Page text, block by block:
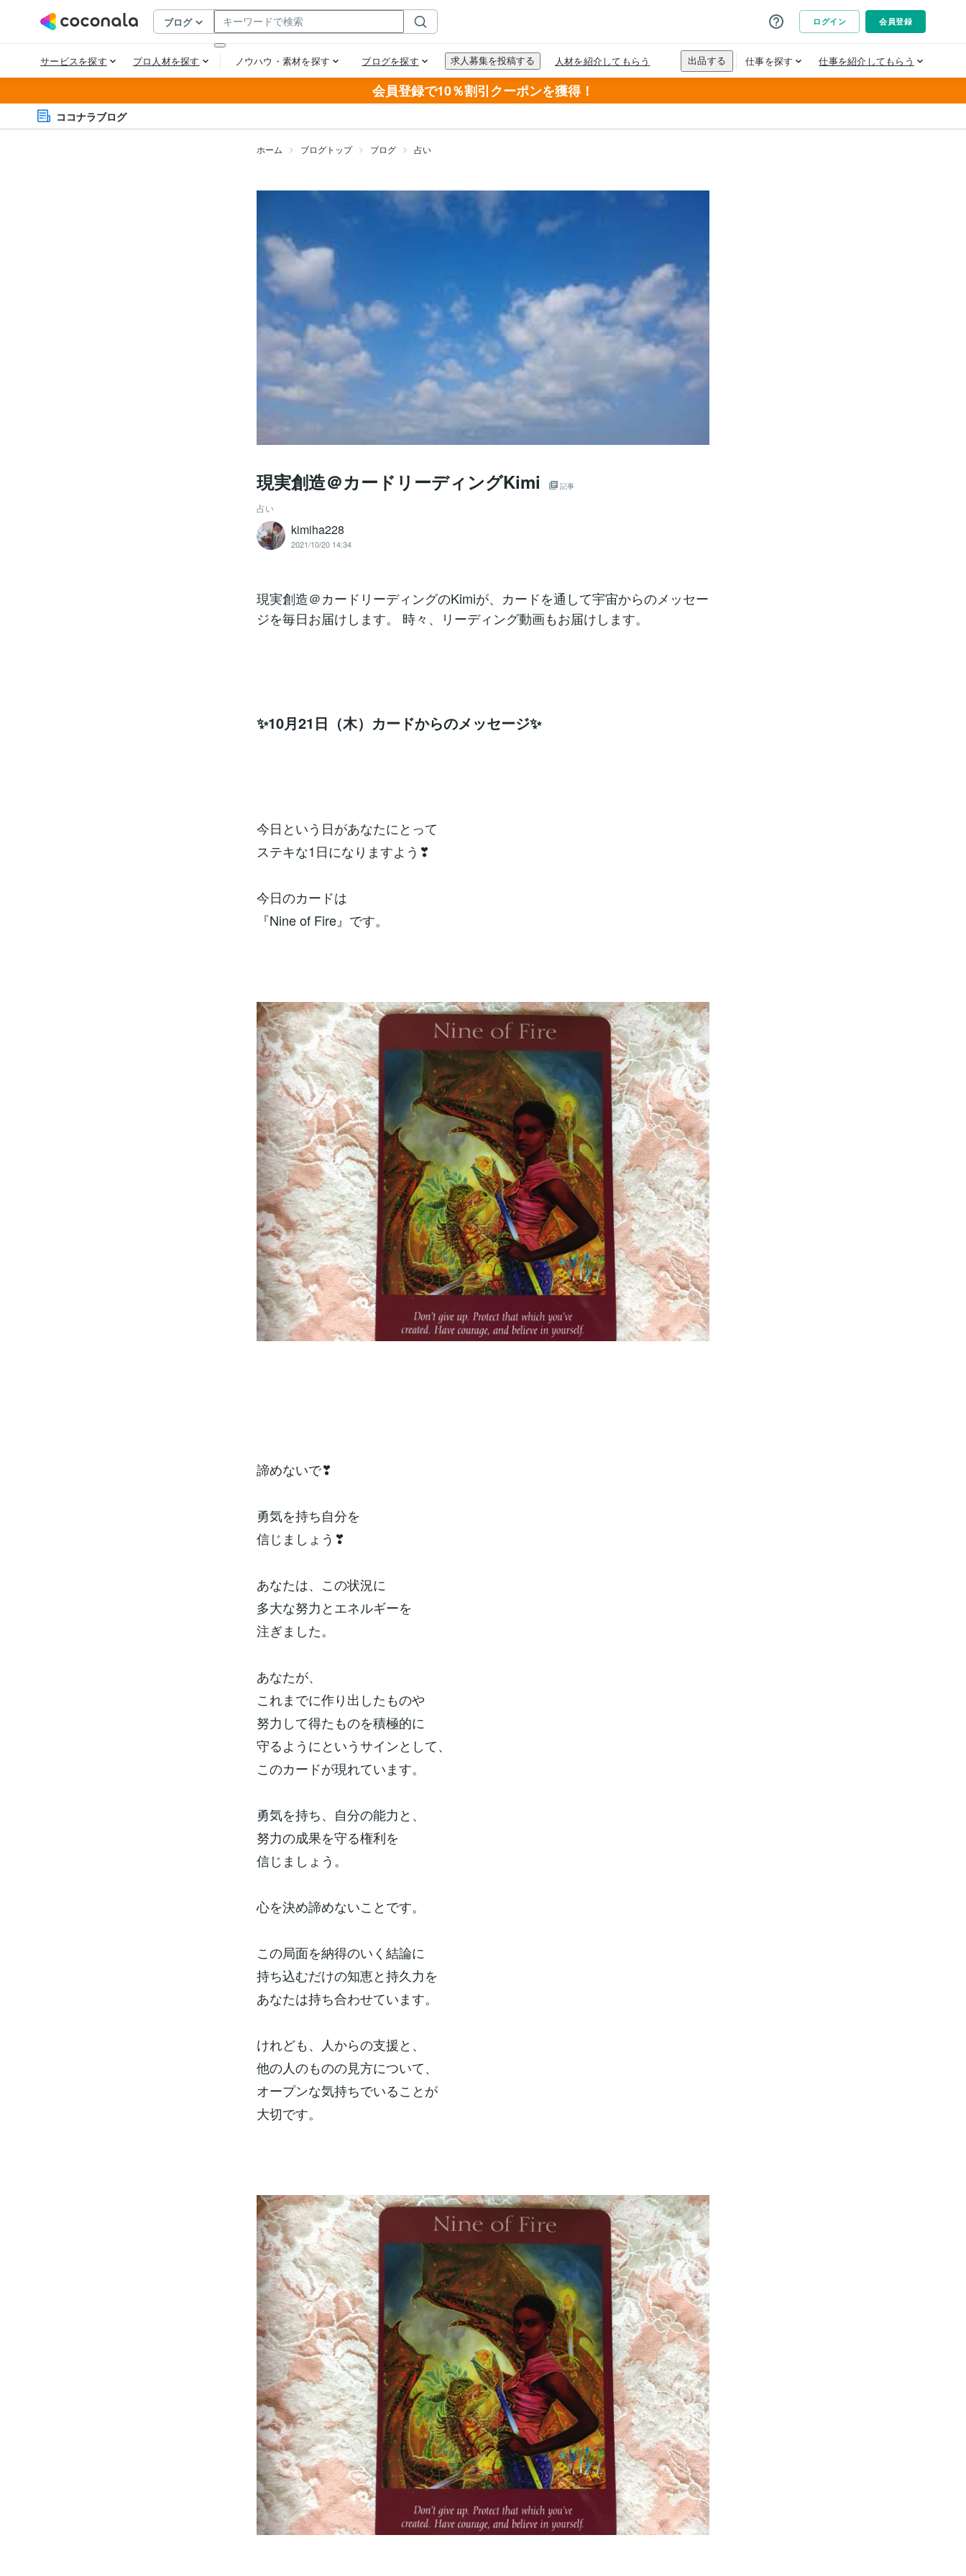
会員登録で10％割引クーポンを獲得！
ココナラブログ
ホーム ブログトップ ブログ 占い
現実創造＠カードリーディングKimi 記事
占い
kimiha228
2021/10/20 14:34
現実創造＠カードリーディングのKimiが、カードを通して宇宙からのメッセー
ジを毎日お届けします。 時々、リーディング動画もお届けします。
✨10月21日（木）カードからのメッセージ✨
今日という日があなたにとって
ステキな1日になりますよう❣
今日のカードは
『Nine of Fire』です。
諦めないで❣
勇気を持ち自分を
信じましょう❣
あなたは、この状況に
多大な努力とエネルギーを
注ぎました。
あなたが、
これまでに作り出したものや
努力して得たものを積極的に
守るようにというサインとして、
このカードが現れています。
勇気を持ち、自分の能力と、
努力の成果を守る権利を
信じましょう。
心を決め諦めないことです。
この局面を納得のいく結論に
持ち込むだけの知恵と持久力を
あなたは持ち合わせています。
けれども、人からの支援と、
他の人のものの見方について、
オープンな気持ちでいることが
大切です。